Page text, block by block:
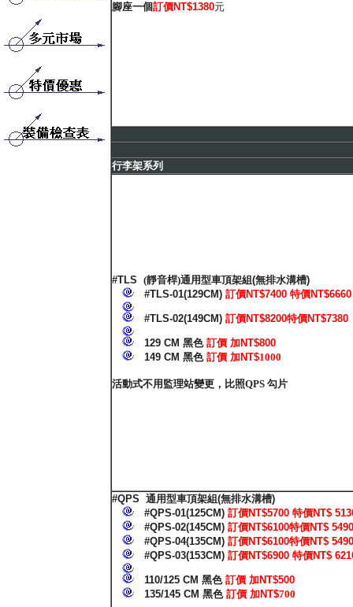
腳座一個訂價NT$1380元
行李架系列
#TLS (靜音桿)通用型車頂架組(無排水溝槽)
#TLS-01(129CM) 訂價NT$7400 特價NT$6660
#TLS-02(149CM) 訂價NT$8200特價NT$7380
129 CM 黑色訂價 加NT$800
149 CM 黑色訂價 加NT$1000
活動式不用監理站變更，比照QPS 勾片
#QPS 通用型車頂架組(無排水溝槽)
#QPS-01(125CM) 訂價NT$5700 特價NT$
#QPS-02(145CM) 訂價NT$6100特價NT$ 5490
#QPS-04(135CM) 訂價NT$6100特價NT$ 5490
#QPS-03(153CM) 訂價NT$6900 特價NT$
110/125 CM 黑色訂價 加NT$500
135/145 CM 黑色訂價 加NT$700